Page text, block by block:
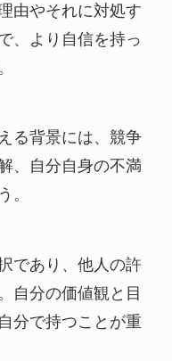
由やそれに対処す
、より自信を持っ
る背景には、競争
、自分自身の不満
。
であり、他人の許
自分の価値観と目
分で持つことが重